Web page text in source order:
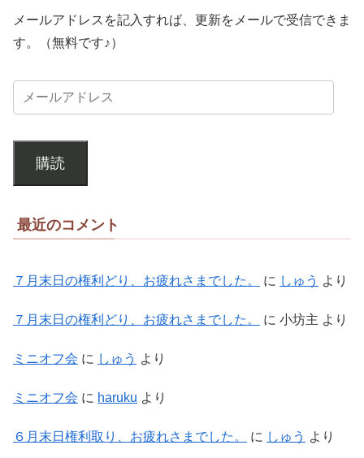
メールアドレスを記入すれば、更新をメールで受信できま
す。（無料です♪）
購読
最近のコメント
７月末日の権利どり、お疲れさまでした。 に しゅう より
７月末日の権利どり、お疲れさまでした。 に 小坊主 より
ミニオフ会 に しゅう より
ミニオフ会 に haruku より
６月末日権利取り、お疲れさまでした。 に しゅう より